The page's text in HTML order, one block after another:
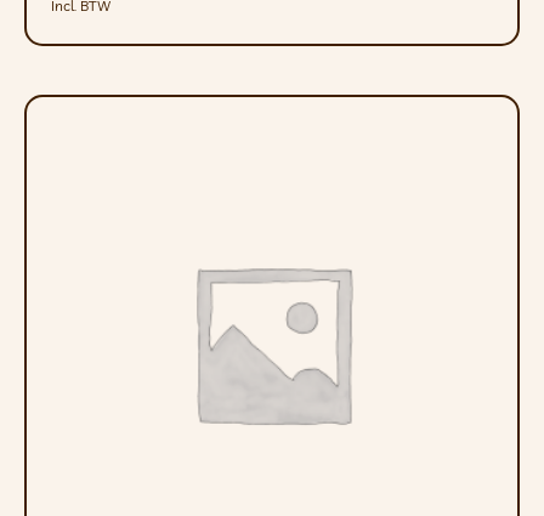
Laat ons bij je laatste bestelling weten in
de opmerkingen en we sturen jou een
dus het beste voor uw portemonnee en
tijd in een gekoelde vrachtwagen
reist. Vanwege de hoge
temperaturen in de zomermaanden
adviseren wij om diepvriesproducten
in grotere hoeveelheden te kopen (bij
Incl. BTW